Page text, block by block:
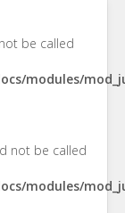
be called
modules/
not be called
modules/